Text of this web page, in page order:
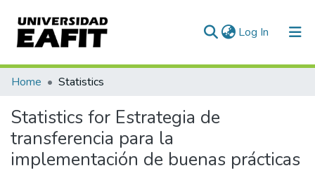
Log In (current)
Communities & Collections
All of DSpace
Home Statistics
Statistics for Estrategia de
transferencia para la
implementación de buenas prácticas